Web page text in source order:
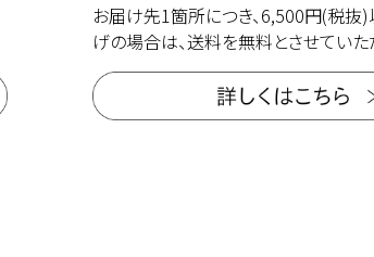
お届け先1箇所につき、6,500円(税抜
げの場合は、送料を無料とさせていた